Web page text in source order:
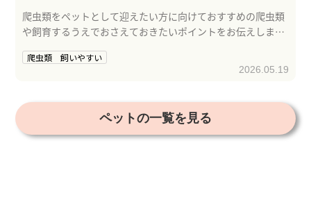
爬虫類をペットとして迎えたい方に向けておすすめの爬虫類
や飼育するうえでおさえておきたいポイントをお伝えしま
爬虫類 飼いやすい
2026.05.19
ペットの一覧を見る